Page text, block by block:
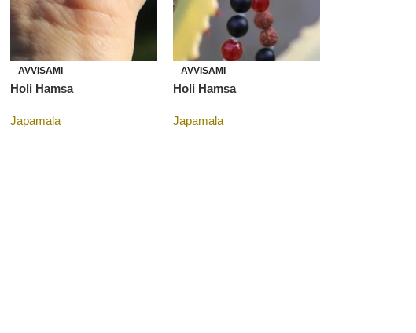
AVVISAMI
Holi Hamsa
Japamala
AVVISAMI
Holi Hamsa
Japamala